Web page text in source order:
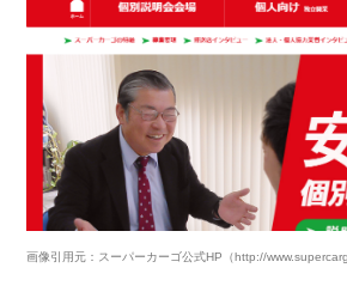
画像引用元：スーパーカーゴ公式HP（http://